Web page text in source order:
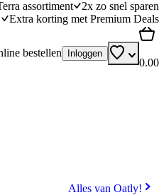
assortiment
2x zo snel sparen
Extra korting met Premium Deals
bestellen Inloggen
0.00
Alles van Oatly!